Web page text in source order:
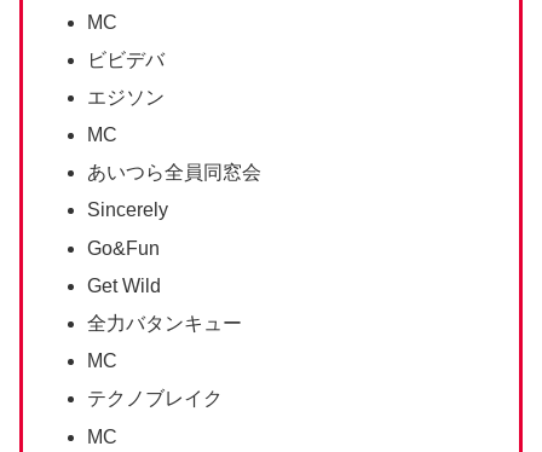
MC
ビビデバ
エジソン
MC
あいつら全員同窓会
Sincerely
Go&Fun
Get Wild
全力バタンキュー
MC
テクノブレイク
MC